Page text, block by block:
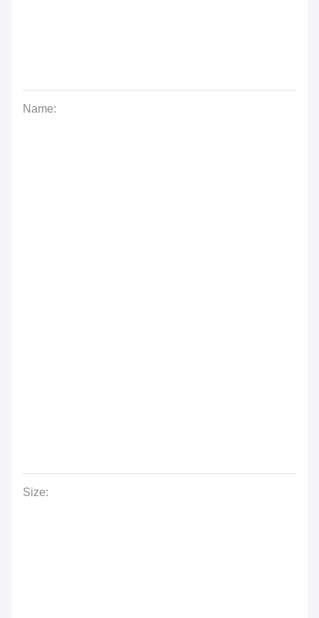
Name:
Size: